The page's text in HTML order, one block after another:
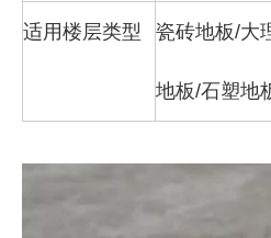
适用楼层类型 瓷砖地板/大
地板/石塑地